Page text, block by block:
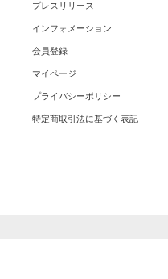
プレスリリース
インフォメーション
会員登録
マイページ
プライバシーポリシー
特定商取引法に基づく表記